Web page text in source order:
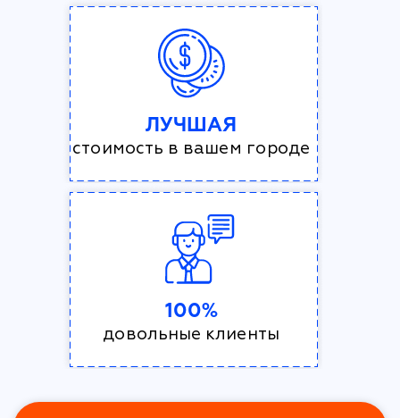
ЛУЧШАЯ
стоимость в вашем городе
100%
довольные клиенты